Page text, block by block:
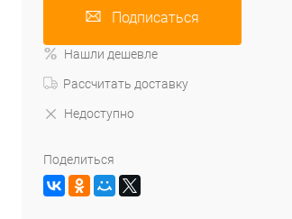
Подписаться
Нашли дешевле
Рассчитать доставку
Недоступно
Поделиться